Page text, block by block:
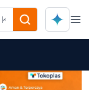
Dies